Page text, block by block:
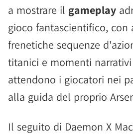
a mostrare il gameplay
gioco fantascientifico, con
frenetiche sequenze
titanici e momenti
attendono i giocatori nei
alla guida del proprio
Il seguito di Daemon X